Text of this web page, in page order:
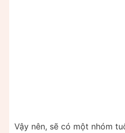
Vậy nên, sẽ có một nhóm